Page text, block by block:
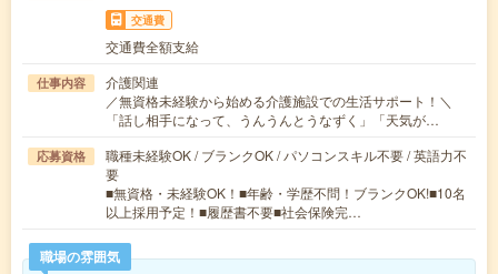
交通費
交通費全額支給
仕事内容
介護関連
／無資格未経験から始める介護施設での生活サポート！＼
「話し相手になって、うんうんとうなずく」「天気が…
応募資格
職種未経験OK / ブランクOK / パソコンスキル不要 / 英語力不
要
■無資格・未経験OK！■年齢・学歴不問！ブランクOK!■10名
以上採用予定！■履歴書不要■社会保険完…
職場の雰囲気